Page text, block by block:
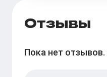
Отзывы
Пока нет